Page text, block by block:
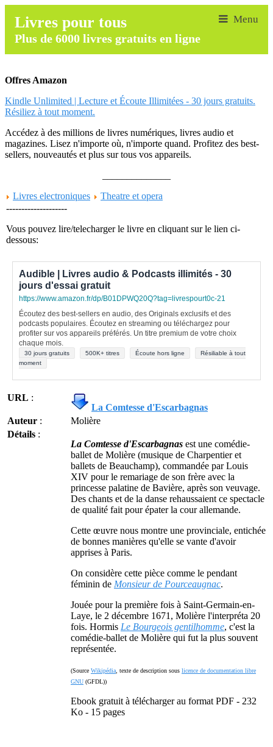
Livres pour tous
Plus de 6000 livres gratuits en ligne
Offres Amazon
Kindle Unlimited | Lecture et Écoute Illimitées - 30 jours gratuits.
Résiliez à tout moment.
Accédez à des millions de livres numériques, livres audio et
magazines. Lisez n'importe où, n'importe quand. Profitez des best-
sellers, nouveautés et plus sur tous vos appareils.
Livres electroniques
Theatre et opera
--------------------
Vous pouvez lire/telecharger le livre en cliquant sur le lien ci-
dessous:
Audible | Livres audio & Podcasts illimités - 30
jours d'essai gratuit
https://www.amazon.fr/dp/B01DPWQ20Q?tag=livrespourt0c-21
Écoutez des best-sellers en audio, des Originals exclusifs et des
podcasts populaires. Écoutez en streaming ou téléchargez pour
profiter sur vos appareils préférés. Un titre premium de votre choix
chaque mois.
30 jours gratuits 500K+ titres Écoute hors ligne
Résiliable à tout
moment
URL :
La Comtesse d'Escarbagnas
Auteur :
Molière
Détails :
La Comtesse d'Escarbagnas est une comédie-
ballet de Molière (musique de Charpentier et
ballets de Beauchamp), commandée par Louis
XIV pour le remariage de son frère avec la
princesse palatine de Bavière, après son veuvage.
Des chants et de la danse rehaussaient ce spectacle
de qualité fait pour épater la cour allemande.
Cette œuvre nous montre une provinciale, entichée
de bonnes manières qu'elle se vante d'avoir
apprises à Paris.
On considère cette pièce comme le pendant
féminin de Monsieur de Pourceaugnac.
Jouée pour la première fois à Saint-Germain-en-
Laye, le 2 décembre 1671, Molière l'interpréta 20
fois. Hormis Le Bourgeois gentilhomme, c'est la
comédie-ballet de Molière qui fut la plus souvent
représentée.
(Source Wikipédia , texte de description sous licence de documentation libre
GNU (GFDL))
Ebook gratuit à télécharger au format PDF - 232
Ko - 15 pages